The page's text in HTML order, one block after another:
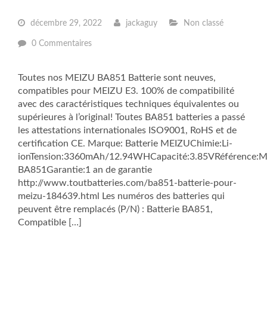
décembre 29, 2022 jackaguy Non classé
0 Commentaires
Toutes nos MEIZU BA851 Batterie sont neuves,
compatibles pour MEIZU E3. 100% de compatibilité
avec des caractéristiques techniques équivalentes ou
supérieures à l’original! Toutes BA851 batteries a passé
les attestations internationales ISO9001, RoHS et de
certification CE. Marque: Batterie MEIZUChimie:Li-
ionTension:3360mAh/
BA851Garantie:1 an de garantie
http://www.toutbatteries.com/ba851-batterie-pour-
meizu-184639.html Les numéros des batteries qui
peuvent être remplacés (P/N) : Batterie BA851,
Compatible […]